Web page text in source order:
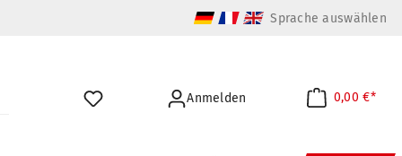
Sprache auswählen
Anmelden 0,00 €*